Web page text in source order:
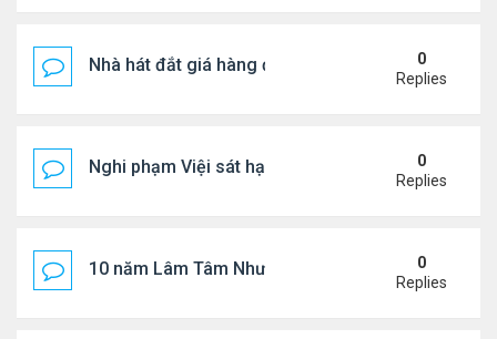
Nhà hát đắt giá hàng đầu tg ở VN
0
Replies
Nghi phạm Việi sát hại cụ bà 91 tuổi, phi tang xác
0
Replies
10 năm Lâm Tâm Như - Hoắc Kiến Hoa
0
Replies